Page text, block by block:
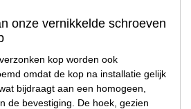
onze vernikkelde schroeven
kop worden ook
omdat de kop na installatie gelijk
bijdraagt aan een homogeen,
de bevestiging. De hoek, gezien